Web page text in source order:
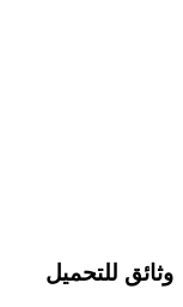
وثائق للتحميل